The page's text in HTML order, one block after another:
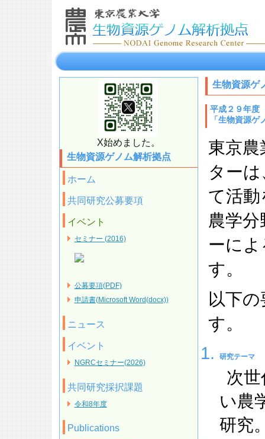
X始めました。
生物資源ゲノム解析拠点
ホーム
共同研究公募要項
イベント
セミナー (2016)
公募要項(PDF)
申請書(Microsoft Word(docx))
ニュース
イベント
NGRCセミナー(2026)
共同研究採択課題
令和8年度
Publications
生物資源ゲ
平成２９年度
「生物資源
東京
ター
て活
農学
ーに
す。
以下
す。
研究テーマ
次
い農
研究